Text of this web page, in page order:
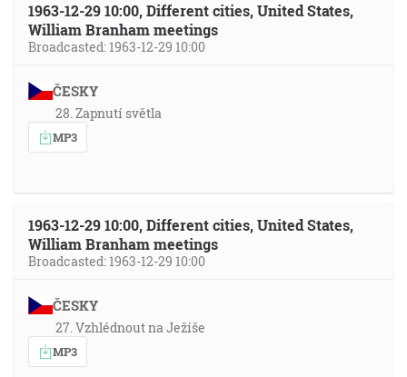
1963-12-29 10:00, Different cities, United States,
William Branham meetings
Broadcasted: 1963-12-29 10:00
ČESKY
28. Zapnutí světla
MP3
1963-12-29 10:00, Different cities, United States,
William Branham meetings
Broadcasted: 1963-12-29 10:00
ČESKY
27. Vzhlédnout na Ježíše
MP3